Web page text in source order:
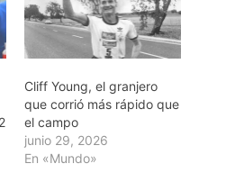
Cliff Young, el granjero
que corrió más rápido que
el campo
junio 29, 2026
En «Mundo»